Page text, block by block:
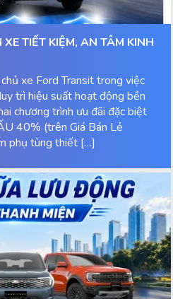
TIẾT KIỆM, AN TÂM KINH
xe Ford Transit trong việc
trì hiệu suất hoạt động bền
chương trình ưu đãi đặc biệt
40% (trên Giá Bán Lẻ
phụ tùng thiết […]